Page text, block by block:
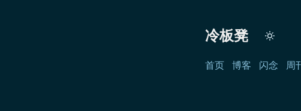
冷板凳
首页 博客 闪念 周